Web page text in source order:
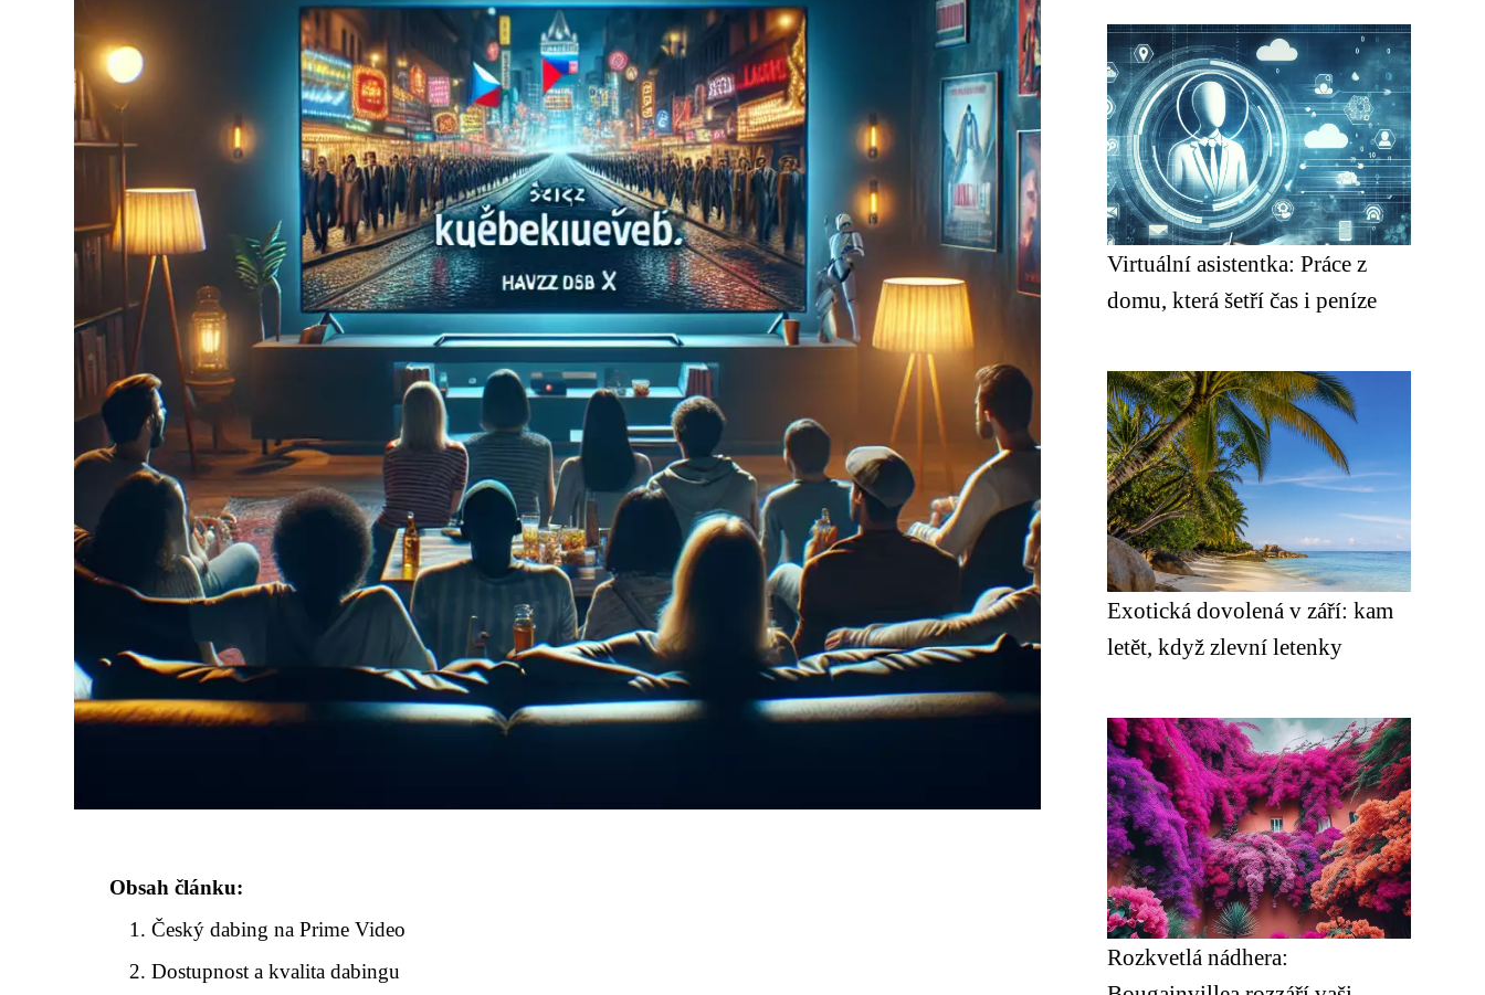
Obsah článku:
Český dabing na Prime Video
Dostupnost a kvalita dabingu
Virtuální asistentka: Práce z
domu, která šetří čas i peníze
Exotická dovolená v září: kam
letět, když zlevní letenky
Rozkvetlá nádhera: